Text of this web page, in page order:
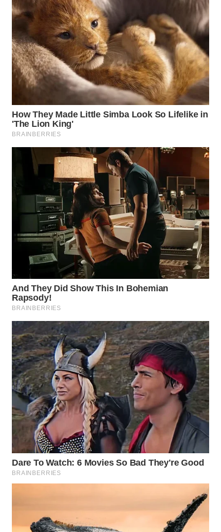
BORNEO
Wahana
Media
Group
WAHANA
NEWS
WAHANA
TANI
ADVOKAT
WAHANA
INFRASTRUKTUR
WAHANA
KONSUMEN
WAHANA
LISTRIK
WAHANA
TRAVEL
WAHANA
TV
WAHANANEWS
ID
WAHANANEWS
CO ID
WAHANANEWS
NET
WAHANA
SPORT
UMKM